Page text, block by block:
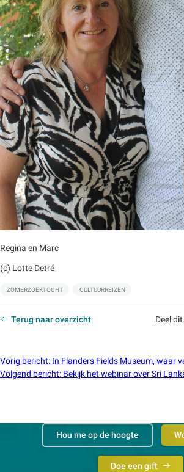
Regina en Marc
(c) Lotte Detré
Labels:
ZOMERZOEKTOCHT CULTUURREIZEN
Terug naar overzicht Deel
Vorig bericht: In Flanders Fields Museum, waar
Volgend bericht: Bekijk het webinar over Sri
Hou me op de hoogte
Doe een gift